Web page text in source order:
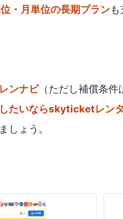
・月単位の長期プラン
ンナビ（ただし補償条件
たいならskyticketレン
しょう。